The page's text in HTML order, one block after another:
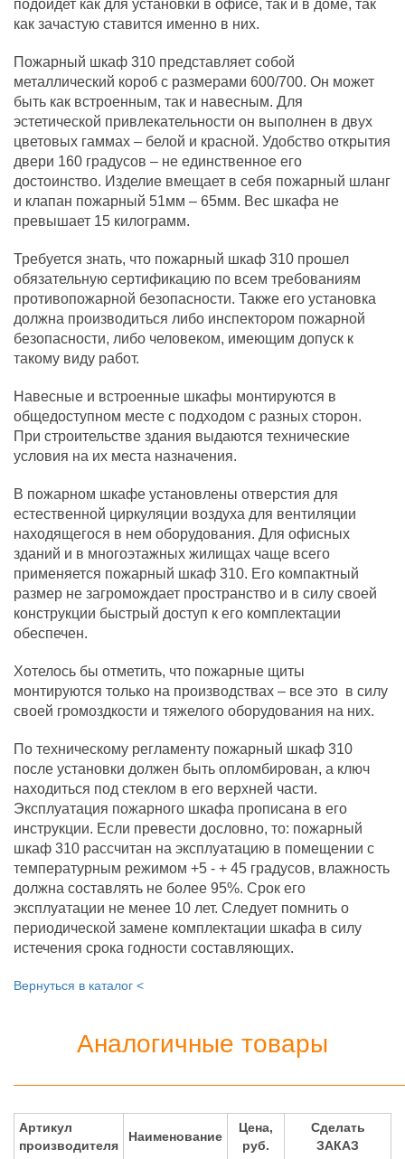
подойдет как для установки в офисе, так и в доме, так
как зачастую ставится именно в них.
Пожарный шкаф 310 представляет собой
металлический короб с размерами 600/700. Он может
быть как встроенным, так и навесным. Для
эстетической привлекательности он выполнен в двух
цветовых гаммах – белой и красной. Удобство открытия
двери 160 градусов – не единственное его
достоинство. Изделие вмещает в себя пожарный шланг
и клапан пожарный 51мм – 65мм. Вес шкафа не
превышает 15 килограмм.
Требуется знать, что пожарный шкаф 310 прошел
обязательную сертификацию по всем требованиям
противопожарной безопасности. Также его установка
должна производиться либо инспектором пожарной
безопасности, либо человеком, имеющим допуск к
такому виду работ.
Навесные и встроенные шкафы монтируются в
общедоступном месте с подходом с разных сторон.
При строительстве здания выдаются технические
условия на их места назначения.
В пожарном шкафе установлены отверстия для
естественной циркуляции воздуха для вентиляции
находящегося в нем оборудования. Для офисных
зданий и в многоэтажных жилищах чаще всего
применяется пожарный шкаф 310. Его компактный
размер не загромождает пространство и в силу своей
конструкции быстрый доступ к его комплектации
обеспечен.
Хотелось бы отметить, что пожарные щиты
монтируются только на производствах – все это в силу
своей громоздкости и тяжелого оборудования на них.
По техническому регламенту пожарный шкаф 310
после установки должен быть опломбирован, а ключ
находиться под стеклом в его верхней части.
Эксплуатация пожарного шкафа прописана в его
инструкции. Если превести дословно, то: пожарный
шкаф 310 рассчитан на эксплуатацию в помещении с
температурным режимом +5 - + 45 градусов, влажность
должна составлять не более 95%. Срок его
эксплуатации не менее 10 лет. Следует помнить о
периодической замене комплектации шкафа в силу
истечения срока годности составляющих.
Вернуться в каталог <
Аналогичные товары
Артикул
производителя
Наименование
Цена,
руб.
Сделать
ЗАКАЗ